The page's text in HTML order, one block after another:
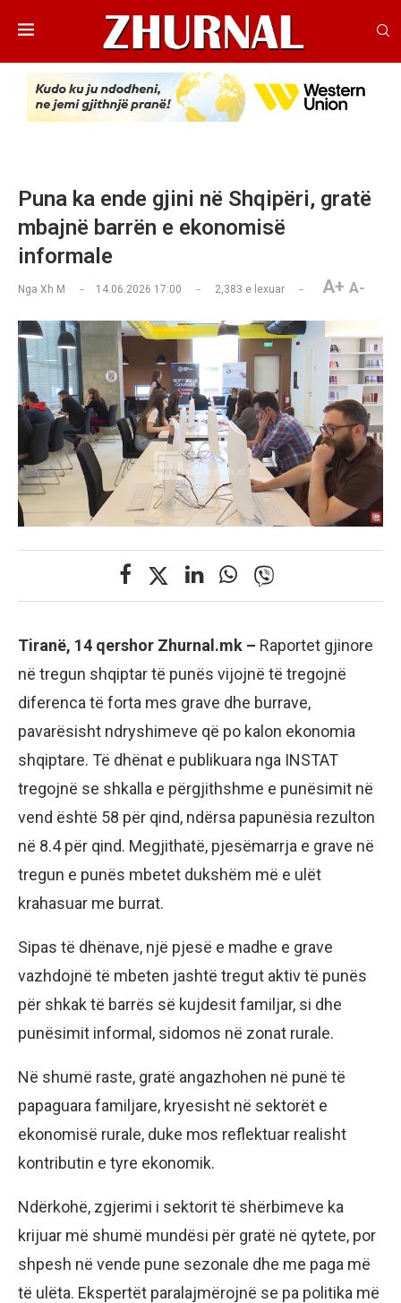
Puna ka ende gjini në Shqipëri, gratë
mbajnë barrën e ekonomisë
informale
Nga Xh M 14.06.2026 17:00 2,383 e lexuar A+ A-
Tiranë, 14 qershor Zhurnal.mk – Raportet gjinore
në tregun shqiptar të punës vijojnë të tregojnë
diferenca të forta mes grave dhe burrave,
pavarësisht ndryshimeve që po kalon ekonomia
shqiptare. Të dhënat e publikuara nga INSTAT
tregojnë se shkalla e përgjithshme e punësimit në
vend është 58 për qind, ndërsa papunësia rezulton
në 8.4 për qind. Megjithatë, pjesëmarrja e grave në
tregun e punës mbetet dukshëm më e ulët
krahasuar me burrat.
Sipas të dhënave, një pjesë e madhe e grave
vazhdojnë të mbeten jashtë tregut aktiv të punës
për shkak të barrës së kujdesit familjar, si dhe
punësimit informal, sidomos në zonat rurale.
Në shumë raste, gratë angazhohen në punë të
papaguara familjare, kryesisht në sektorët e
ekonomisë rurale, duke mos reflektuar realisht
kontributin e tyre ekonomik.
Ndërkohë, zgjerimi i sektorit të shërbimeve ka
krijuar më shumë mundësi për gratë në qytete, por
shpesh në vende pune sezonale dhe me paga më
të ulëta. Ekspertët paralajmërojnë se pa politika më